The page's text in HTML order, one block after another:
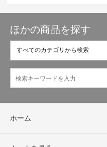
ほかの商品を探す
ホーム